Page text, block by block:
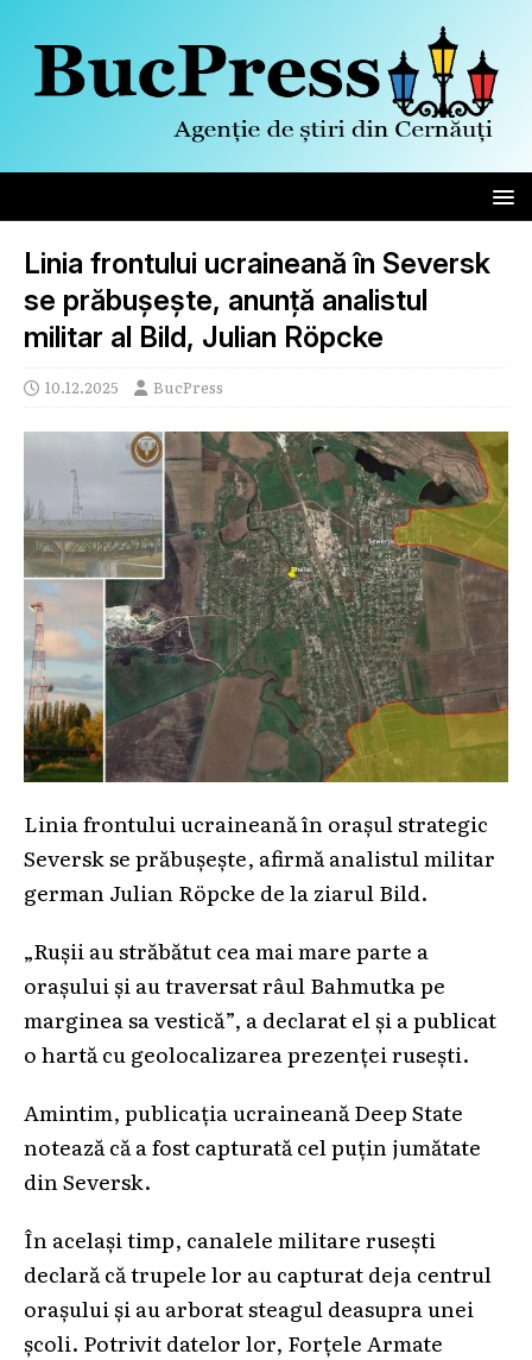
Linia frontului ucraineană în Seversk
se prăbușește, anunță analistul
militar al Bild, Julian Röpcke
10.12.2025 BucPress
Linia frontului ucraineană în orașul strategic
Seversk se prăbușește, afirmă analistul militar
german Julian Röpcke de la ziarul Bild.
„Rușii au străbătut cea mai mare parte a
orașului și au traversat râul Bahmutka pe
marginea sa vestică”, a declarat el și a publicat
o hartă cu geolocalizarea prezenței rusești.
Amintim, publicația ucraineană Deep State
notează că a fost capturată cel puțin jumătate
din Seversk.
În același timp, canalele militare rusești
declară că trupele lor au capturat deja centrul
orașului și au arborat steagul deasupra unei
școli. Potrivit datelor lor, Forțele Armate